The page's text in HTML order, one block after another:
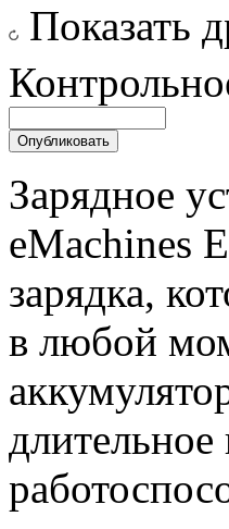
Показать
Зарядное
eMachines
зарядка,
в любой
длительное